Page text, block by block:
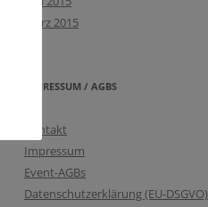
März 2015
IMPRESSUM / AGBS
Kontakt
Impressum
Event-AGBs
Datenschutzerklärung (EU-DSGVO)